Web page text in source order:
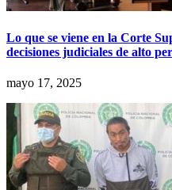
Lo que se viene en la Corte
decisiones judiciales de alto
mayo 17, 2025